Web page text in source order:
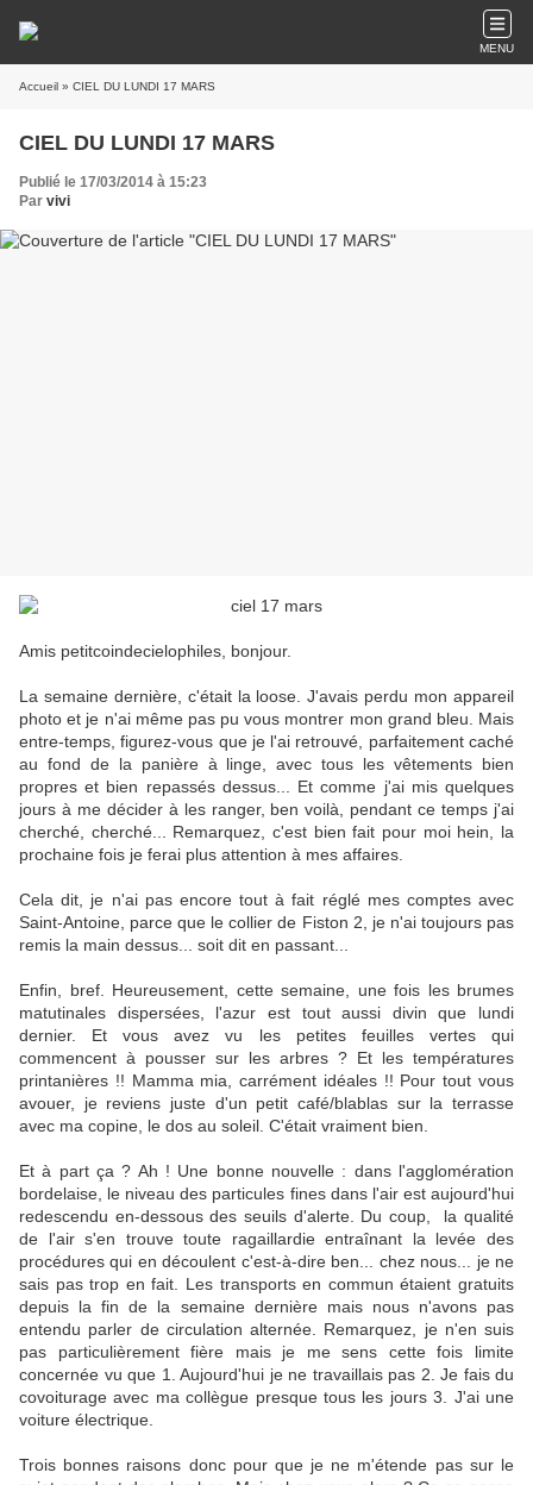
MENU
Accueil » CIEL DU LUNDI 17 MARS
CIEL DU LUNDI 17 MARS
Publié le 17/03/2014 à 15:23
Par vivi
Amis petitcoindecielophiles, bonjour.
La semaine dernière, c'était la loose. J'avais perdu mon appareil
photo et je n'ai même pas pu vous montrer mon grand bleu. Mais
entre-temps, figurez-vous que je l'ai retrouvé, parfaitement caché
au fond de la panière à linge, avec tous les vêtements bien
propres et bien repassés dessus... Et comme j'ai mis quelques
jours à me décider à les ranger, ben voilà, pendant ce temps j'ai
cherché, cherché... Remarquez, c'est bien fait pour moi hein, la
prochaine fois je ferai plus attention à mes affaires.
Cela dit, je n'ai pas encore tout à fait réglé mes comptes avec
Saint-Antoine, parce que le collier de Fiston 2, je n'ai toujours pas
remis la main dessus... soit dit en passant...
Enfin, bref. Heureusement, cette semaine, une fois les brumes
matutinales dispersées, l'azur est tout aussi divin que lundi
dernier. Et vous avez vu les petites feuilles vertes qui
commencent à pousser sur les arbres ? Et les températures
printanières !! Mamma mia, carrément idéales !! Pour tout vous
avouer, je reviens juste d'un petit café/blablas sur la terrasse
avec ma copine, le dos au soleil. C'était vraiment bien.
Et à part ça ? Ah ! Une bonne nouvelle : dans l'agglomération
bordelaise, le niveau des particules fines dans l'air est aujourd'hui
redescendu en-dessous des seuils d'alerte. Du coup, la qualité
de l'air s'en trouve toute ragaillardie entraînant la levée des
procédures qui en découlent c'est-à-dire ben... chez nous... je ne
sais pas trop en fait. Les transports en commun étaient gratuits
depuis la fin de la semaine dernière mais nous n'avons pas
entendu parler de circulation alternée. Remarquez, je n'en suis
pas particulièrement fière mais je me sens cette fois limite
concernée vu que 1. Aujourd'hui je ne travaillais pas 2. Je fais du
covoiturage avec ma collègue presque tous les jours 3. J'ai une
voiture électrique.
Trois bonnes raisons donc pour que je ne m'étende pas sur le